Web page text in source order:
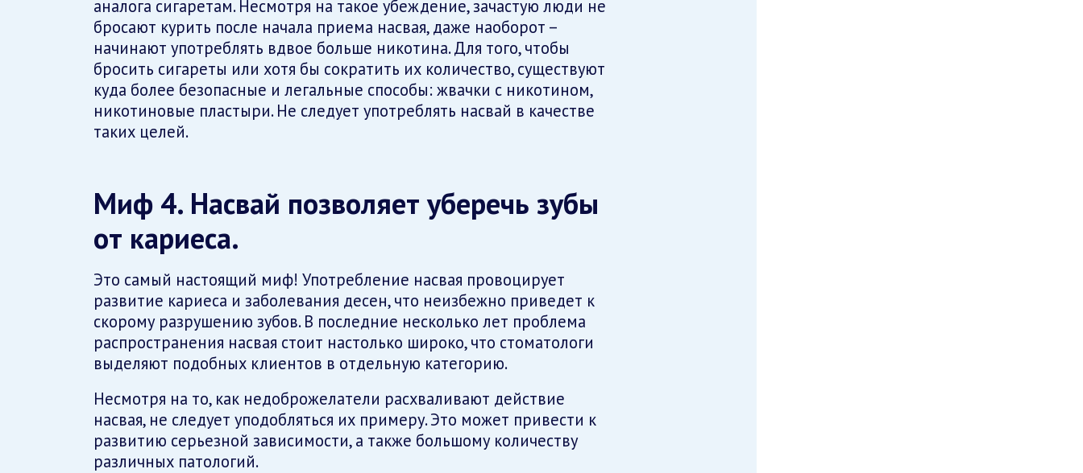
аналога сигаретам. Несмотря на такое убеждение, зачастую люди не
бросают курить после начала приема насвая, даже наоборот –
начинают употреблять вдвое больше никотина. Для того, чтобы
бросить сигареты или хотя бы сократить их количество, существуют
куда более безопасные и легальные способы: жвачки с никотином,
никотиновые пластыри. Не следует употреблять насвай в качестве
таких целей.
Миф 4. Насвай позволяет уберечь зубы
от кариеса.
Это самый настоящий миф! Употребление насвая провоцирует
развитие кариеса и заболевания десен, что неизбежно приведет к
скорому разрушению зубов. В последние несколько лет проблема
распространения насвая стоит настолько широко, что стоматологи
выделяют подобных клиентов в отдельную категорию.
Несмотря на то, как недоброжелатели расхваливают действие
насвая, не следует уподобляться их примеру. Это может привести к
развитию серьезной зависимости, а также большому количеству
различных патологий.